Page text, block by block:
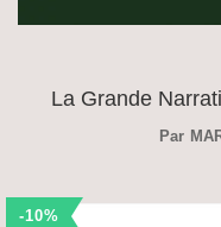
La Grande
Par
-10%